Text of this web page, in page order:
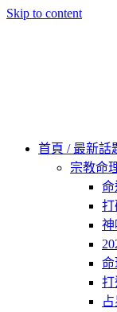
Skip to content
首頁 / 最新話
宗教命
命
打
神
命
打